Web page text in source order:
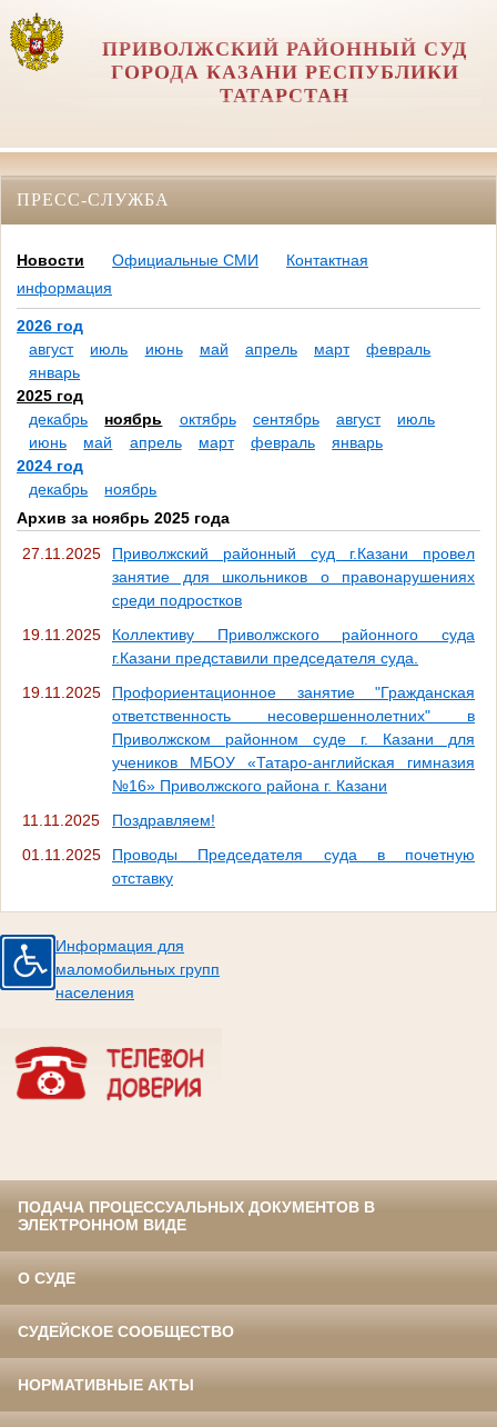
ПРИВОЛЖСКИЙ РАЙОННЫЙ СУД
ГОРОДА КАЗАНИ РЕСПУБЛИКИ
ТАТАРСТАН
ПРЕСС-СЛУЖБА
Новости Официальные СМИ
Контактная
информация
2026 год
август
июль июнь май апрель март
февраль
январь
2025 год
декабрь
ноябрь октябрь сентябрь август
июль
июнь
май апрель март февраль
январь
2024 год
декабрь
ноябрь
Архив за ноябрь 2025 года
27.11.2025
Приволжский районный суд г.Казани провел
занятие для школьников о правонарушениях
среди подростков
19.11.2025
Коллективу Приволжского районного суда
г.Казани представили председателя суда.
19.11.2025
Профориентационное занятие "Гражданская
ответственность несовершеннолетних" в
Приволжском районном суде г. Казани для
учеников МБОУ «Татаро-английская гимназия
№16» Приволжского района г. Казани
11.11.2025
Поздравляем!
01.11.2025
Проводы Председателя суда в почетную
отставку
Информация для
маломобильных групп
населения
ПОДАЧА ПРОЦЕССУАЛЬНЫХ ДОКУМЕНТОВ В
ЭЛЕКТРОННОМ ВИДЕ
О СУДЕ
СУДЕЙСКОЕ СООБЩЕСТВО
НОРМАТИВНЫЕ АКТЫ